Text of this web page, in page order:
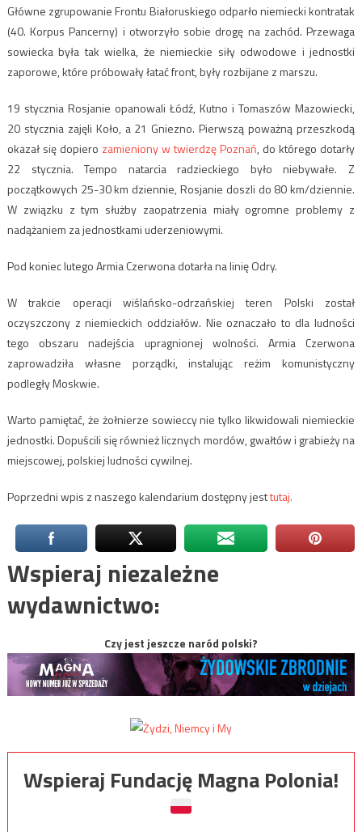
Główne zgrupowanie Frontu Białoruskiego odparło niemiecki kontratak
(40. Korpus Pancerny) i otworzyło sobie drogę na zachód. Przewaga
sowiecka była tak wielka, że niemieckie siły odwodowe i jednostki
zaporowe, które próbowały łatać front, były rozbijane z marszu.
19 stycznia Rosjanie opanowali Łódź, Kutno i Tomaszów Mazowiecki,
20 stycznia zajęli Koło, a 21 Gniezno. Pierwszą poważną przeszkodą
okazał się dopiero zamieniony w twierdzę Poznań, do którego dotarły
22 stycznia. Tempo natarcia radzieckiego było niebywałe. Z
początkowych 25-30 km dziennie, Rosjanie doszli do 80 km/dziennie.
W związku z tym służby zaopatrzenia miały ogromne problemy z
nadążaniem za jednostkami uderzeniowymi.
Pod koniec lutego Armia Czerwona dotarła na linię Odry.
W trakcie operacji wiślańsko-odrzańskiej teren Polski został
oczyszczony z niemieckich oddziałów. Nie oznaczało to dla ludności
tego obszaru nadejścia upragnionej wolności. Armia Czerwona
zaprowadziła własne porządki, instalując reżim komunistyczny
podległy Moskwie.
Warto pamiętać, że żołnierze sowieccy nie tylko likwidowali niemieckie
jednostki. Dopuścili się również licznych mordów, gwałtów i grabieży na
miejscowej, polskiej ludności cywilnej.
Poprzedni wpis z naszego kalendarium dostępny jesttutaj.
Wspieraj niezależne
wydawnictwo:
Czy jest jeszcze naród polski?
Wspieraj Fundację Magna Polonia!